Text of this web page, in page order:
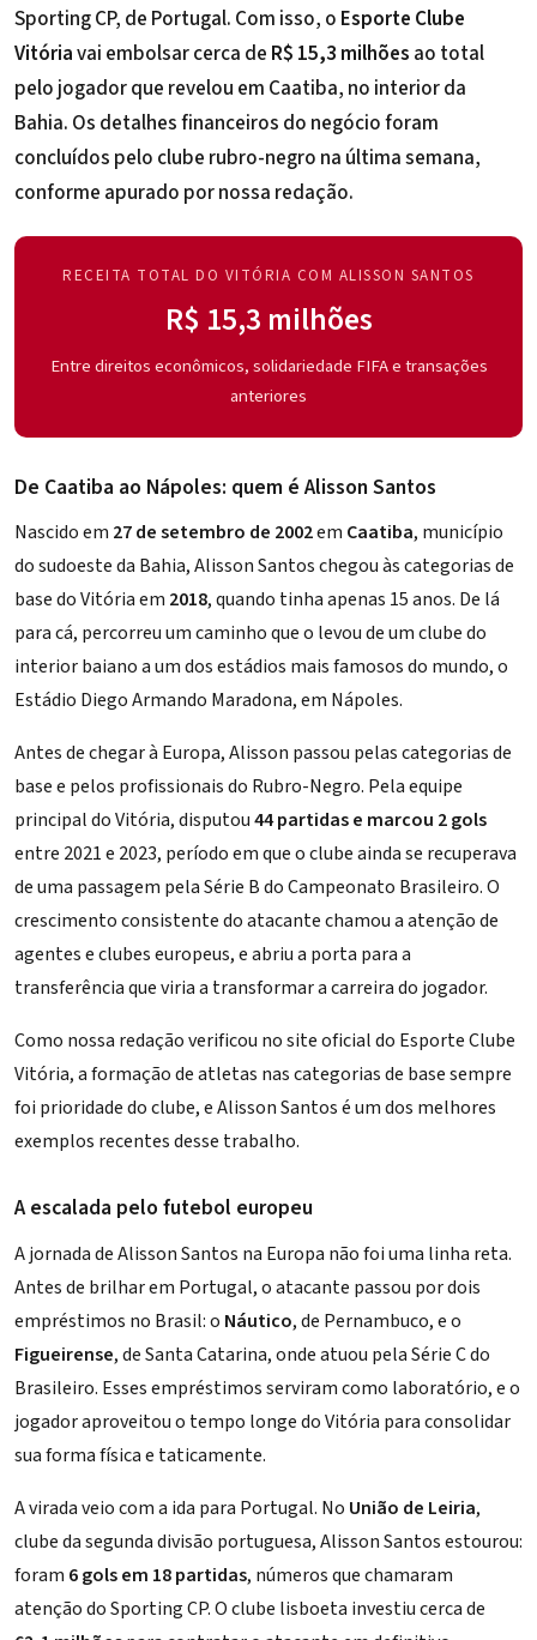
Sporting CP, de Portugal. Com isso, o Esporte Clube
Vitóriavai embolsar cerca de R$ 15,3 milhões ao total
pelo jogador que revelou em Caatiba, no interior da
Bahia. Os detalhes financeiros do negócio foram
concluídos pelo clube rubro-negro na última semana,
conforme apurado por nossa redação.
RECEITA TOTAL DO VITÓRIA COM ALISSON SANTOS
R$ 15,3 milhões
Entre direitos econômicos, solidariedade FIFA e transações
anteriores
De Caatiba ao Nápoles: quem é Alisson Santos
Nascido em 27 de setembro de 2002em Caatiba, município
do sudoeste da Bahia, Alisson Santos chegou às categorias de
base do Vitória em 2018, quando tinha apenas 15 anos. De lá
para cá, percorreu um caminho que o levou de um clube do
interior baiano a um dos estádios mais famosos do mundo, o
Estádio Diego Armando Maradona, em Nápoles.
Antes de chegar à Europa, Alisson passou pelas categorias de
base e pelos profissionais do Rubro-Negro. Pela equipe
principal do Vitória, disputou44 partidas e marcou 2 gols
entre 2021 e 2023, período em que o clube ainda se recuperava
de uma passagem pela Série B do Campeonato Brasileiro. O
crescimento consistente do atacante chamou a atenção de
agentes e clubes europeus, e abriu a porta para a
transferência que viria a transformar a carreira do jogador.
Como nossa redação verificou nosite oficial do Esporte Clube
Vitória, a formação de atletas nas categorias de base sempre
foi prioridade do clube, e Alisson Santos é um dos melhores
exemplos recentes desse trabalho.
A escalada pelo futebol europeu
A jornada de Alisson Santos na Europa não foi uma linha reta.
Antes de brilhar em Portugal, o atacante passou por dois
empréstimos no Brasil: o Náutico, de Pernambuco, e o
Figueirense, de Santa Catarina, onde atuou pela Série C do
Brasileiro. Esses empréstimos serviram como laboratório, e o
jogador aproveitou o tempo longe do Vitória para consolidar
sua forma física e taticamente.
A virada veio com a ida para Portugal. No União de Leiria,
clube da segunda divisão portuguesa, Alisson Santos estourou:
foram 6 gols em 18 partidas, números que chamaram
atenção do Sporting CP. O clube lisboeta investiu cerca de